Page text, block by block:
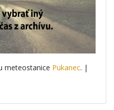
meteostanice Pukanec. |